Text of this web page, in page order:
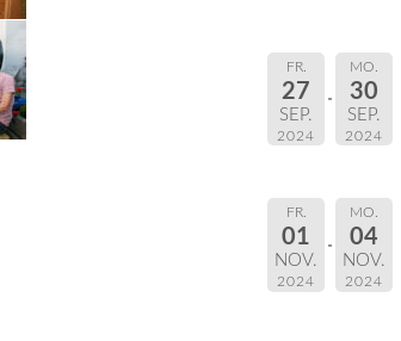
FR.
27
SEP.
2024
MO.
30
SEP.
2024
FR.
01
NOV.
2024
MO.
04
NOV.
2024